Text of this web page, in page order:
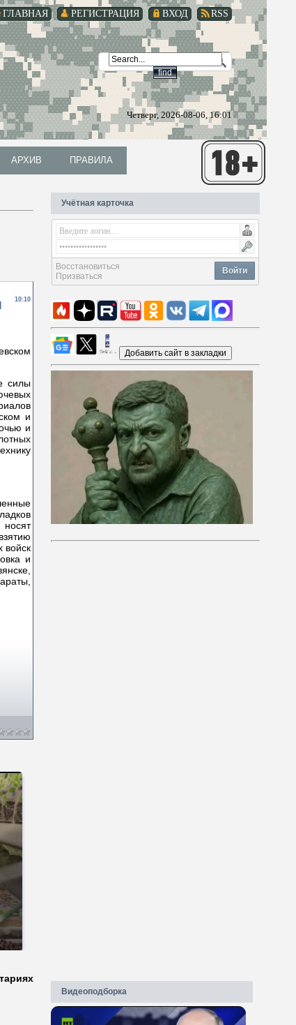
RSS
ВХОД
РЕГИСТРАЦИЯ
ГЛАВНАЯ
Четверг, 2026-08-06, 16:01
АРХИВ ПРАВИЛА
10:10
силы
и
и
носят
войск
и
Учётная карточка
Войти
Восстановиться
Призваться
Видеоподборка